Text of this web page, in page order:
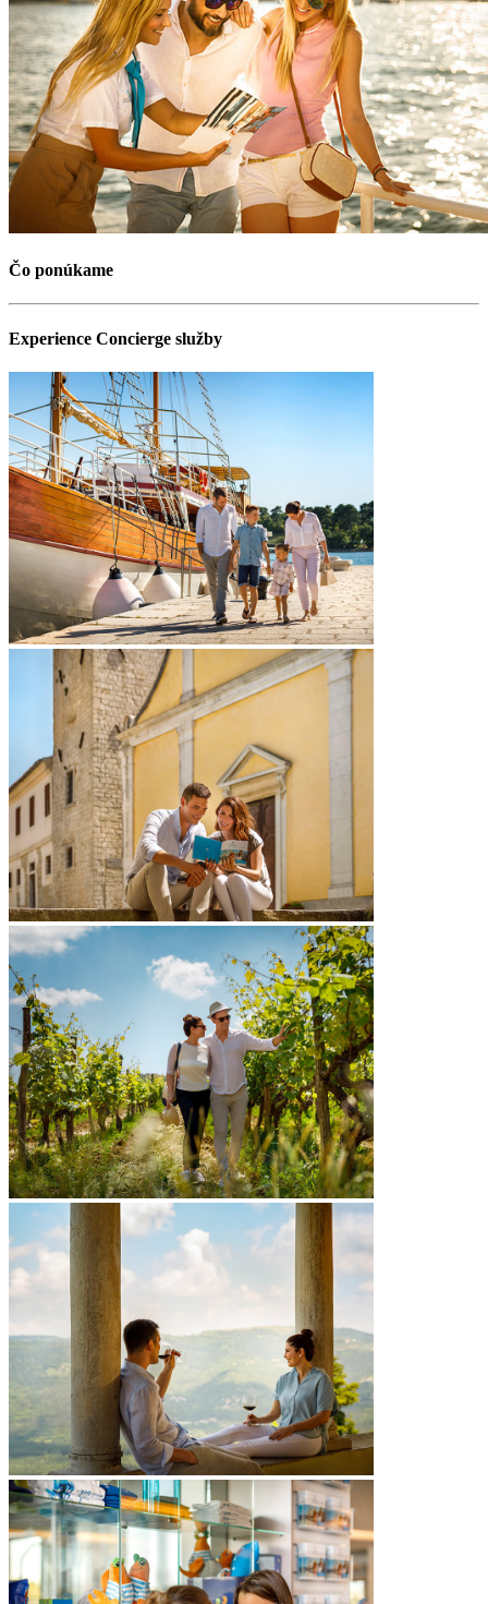
Čo ponúkame
Experience Concierge služby